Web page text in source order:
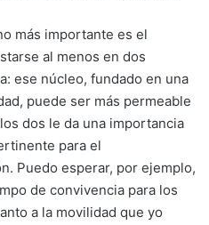
más importante es el
al menos en dos
ese núcleo, fundado en una
puede ser más permeable
dos le da una importancia
para el
Puedo esperar, por ejemplo,
de convivencia para los
a la movilidad que yo